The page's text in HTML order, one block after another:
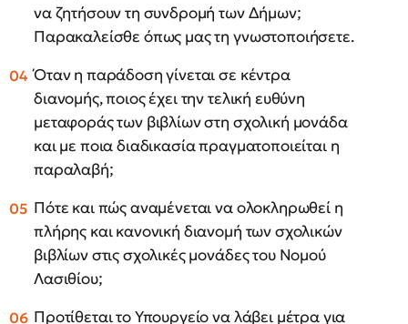
να ζητήσουν τη συνδρομή των Δήμων;
Παρακαλείσθε όπως μας τη γνωστοποιήσετε.
Όταν η παράδοση γίνεται σε κέντρα
διανομής, ποιος έχει την τελική ευθύνη
μεταφοράς των βιβλίων στη σχολική μονάδα
και με ποια διαδικασία πραγματοποιείται η
παραλαβή;
Πότε και πώς αναμένεται να ολοκληρωθεί η
πλήρης και κανονική διανομή των σχολικών
βιβλίων στις σχολικές μονάδες του Νομού
Λασιθίου;
Προτίθεται το Υπουργείο να λάβει μέτρα για